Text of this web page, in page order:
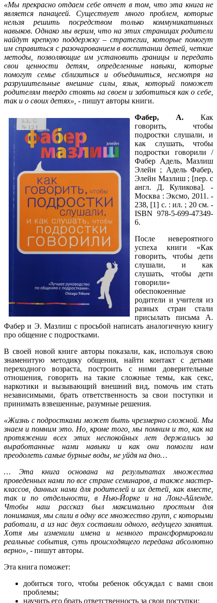
«Мы прекрасно отдаем себе отчет в том, что эта книга не
является панацеей. Существует много проблем, которые
нельзя решить посредством только коммуникативных
навыков. Однако мы верим, что на этих страницах родители
найдут крепкую поддержку – стратегии, которые помогут
им справиться с разочарованием в воспитании детей, четкие
методы, позволяющие им установить границы и передать
свои ценности детям, определенные навыки, которые
помогут семье сблизиться и объединиться, несмотря на
разрушительные внешние силы, язык, который поможет
родителям твердо стоять на своем и заботиться как о себе,
так и о своих детях», - пишут авторы книги.
Фабер, А. Как
говорить, чтобы
подростки слушали, и
как слушать, чтобы
подростки говорили /
Фабер Адель, Мазлиш
Элейн ; Адель Фабер,
Элейн Мазлиш ; [пер. с
англ. Д. Куликова]. -
Москва : Эксмо, 2011. -
238, [1] с. : ил. ; 20 см. -
ISBN 978-5-699-47349-
6.
После невероятного
успеха книги «Как
говорить, чтобы дети
слушали, и как
слушать, чтобы дети
говорили»
обеспокоенные
родители и учителя из
разных стран стали
присылать письма А.
Фабер и Э. Мазлиш с просьбой написать аналогичную книгу
про общение с подростками.
В своей новой книге авторы показали, как, используя свою
знаменитую методику общения, найти контакт с детьми
переходного возраста, построить с ними доверительные
отношения, говорить на такие сложные темы, как секс,
наркотики и вызывающий внешний вид, помочь им стать
независимыми, брать ответственность за свои поступки и
принимать взвешенные, разумные решения.
«Жизнь с подростками может быть чрезмерно сложной. Мы
знаем и помним это. Но, кроме того, мы помним и то, как на
протяжении всех этих неспокойных лет держались за
выработанные нами навыки и как они помогли нам
преодолеть самые бурные воды, не уйдя на дно…
… Эта книга основана на результатах множества
проведенных нами по все стране семинаров, а также мастер-
классов, данных нами для родителей и их детей, как вместе,
так и по отдельности, в Нью-Йорке и на Лонг-Айленде.
Чтобы наш рассказ был максимально простым для
понимания, мы слили в одну все множество групп, с которыми
работали, а из нас двух составили одного, ведущего занятия.
Хотя мы изменили имена и немного трансформировали
реальные события, суть происходящего передана абсолютно
верно», - пишут авторы.
Эта книга поможет:
добиться того, чтобы ребенок обсуждал с вами свои
проблемы;
научить его брать ответственность за свои поступки;